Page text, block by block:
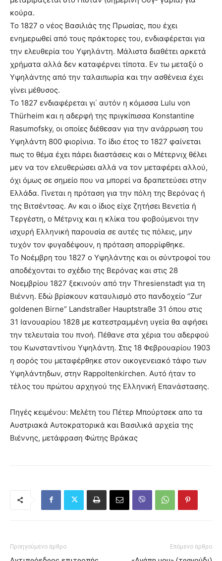
κούρα.
Το 1827 ο νέος Βασιλιάς της Πρωσίας, που έχει
ενημερωθεί από τους πράκτορες του, ενδιαφέρεται για
την ελευθερία του Υψηλάντη. Μάλιστα διαθέτει αρκετά
χρήματα αλλά δεν καταφέρνει τίποτα. Εν τω μεταξύ ο
Υψηλάντης από την ταλαιπωρία και την ασθένεια έχει
γίνει μέθυσος.
Το 1827 ενδιαφέρεται γι΄ αυτόν η κόμισσα Lulu von
Thürheim και η αδερφή της πριγκίπισσα Konstantine
Rasumofsky, οι οποίες διέθεσαν για την ανάρρωση του
Υψηλάντη 800 φιορίνια. Το ίδιο έτος το 1827 φαίνεται
πως το θέμα έχει πάρει διαστάσεις και ο Μέτερνιχ θέλει
μεν να τον ελευθερώσει αλλά να τον μεταφέρει αλλού,
όχι όμως σε σημείο που να μπορεί να δραπετεύσει στην
Ελλάδα. Γίνεται η πρόταση για την πόλη της Βερόνας ή
της Βιτσέντσας. Αν και ο ίδιος είχε ζητήσει Βενετία ή
Τεργέστη, ο Μέτρνιχ και η κλίκα του φοβούμενοι την
ισχυρή Ελληνική παρουσία σε αυτές τις πόλεις, μην
τυχόν τον φυγαδέψουν, η πρόταση απορρίφθηκε.
Το Νοέμβρη του 1827 ο Υψηλάντης και οι σύντροφοί του
αποδέχονται το σχέδιο της Βερόνας και στις 28
Νοεμβρίου 1827 ξεκινούν από την Thresienstadt για τη
Βιέννη. Εδώ βρίσκουν καταυλισμό στο πανδοχείο “Zur
goldenen Birne“ Landstraßer Hauptstraße 31 όπου στις
31 Ιανουαρίου 1828 με κατεστραμμένη υγεία θα αφήσει
την τελευταία του πνοή. Πέθανε στα χέρια του αδερφού
του Κωνσταντίνου Υψηλάντη. Στις 18 Φεβρουαρίου 1903
η σορός του μεταφέρθηκε στον οικογενειακό τάφο των
Υψηλάντηδων, στην Rappoltenkirchen. Αυτό ήταν το
τέλος του πρώτου αρχηγού της Ελληνική Επανάστασης.
Πηγές κειμένου: Μελέτη του Πέτερ Μπούρτσεκ απο τα
Αυστριακά Αυτοκρατορικά και Βασιλικά αρχεία της
Βιέννης, μετάφραση Φώτης Βράκας
Προηγούμενο άρθρο Επόμενο άρθρο